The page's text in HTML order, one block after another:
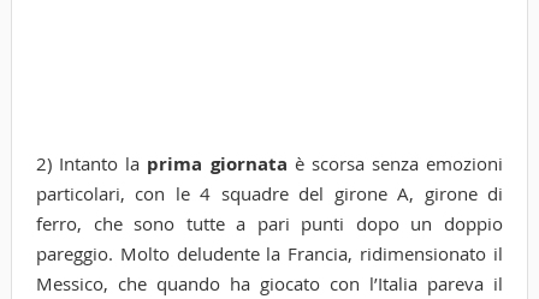
2) Intanto la prima giornata è scorsa senza emozioni
particolari, con le 4 squadre del girone A, girone di
ferro, che sono tutte a pari punti dopo un doppio
pareggio. Molto deludente la Francia, ridimensionato il
Messico, che quando ha giocato con l’Italia pareva il